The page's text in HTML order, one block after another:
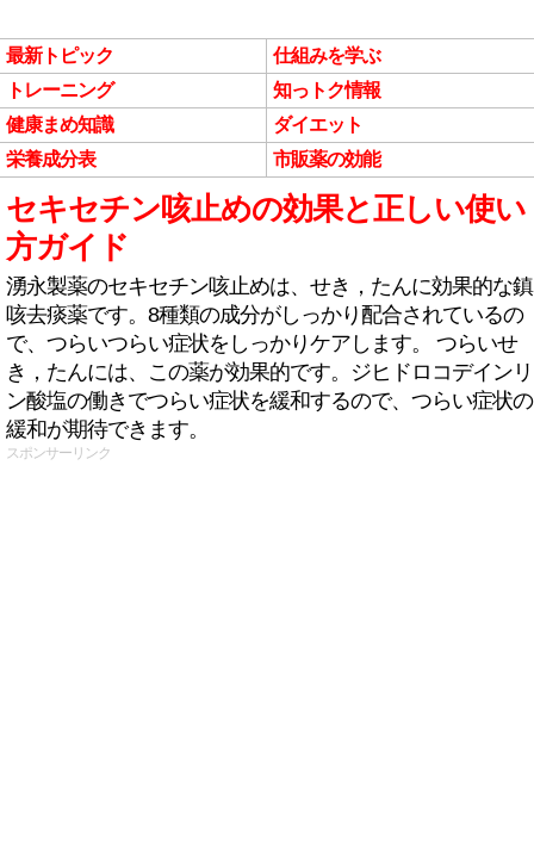
最新トピック
仕組みを学ぶ
トレーニング
知っトク情報
健康まめ知識
ダイエット
栄養成分表
市販薬の効能
セキセチン咳止めの効果と正しい使い
方ガイド
湧永製薬のセキセチン咳止めは、せき，たんに効果的な鎮
咳去痰薬です。8種類の成分がしっかり配合されているの
で、つらいつらい症状をしっかりケアします。 つらいせ
き，たんには、この薬が効果的です。ジヒドロコデインリ
ン酸塩の働きでつらい症状を緩和するので、つらい症状の
緩和が期待できます。
スポンサーリンク